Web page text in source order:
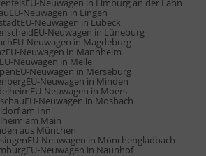
EU-Neuwagen in Lingen
EU-Neuwagen in Lübeck
EU-Neuwagen in Lüneburg
EU-Neuwagen in Magdeburg
EU-Neuwagen in Mannheim
EU-Neuwagen in Melle
EU-Neuwagen in Merseburg
EU-Neuwagen in Minden
EU-Neuwagen in Moers
EU-Neuwagen in Mosbach
am Inn
am Main
aus München
EU-Neuwagen in Mönchengladbach
EU-Neuwagen in Naunhof